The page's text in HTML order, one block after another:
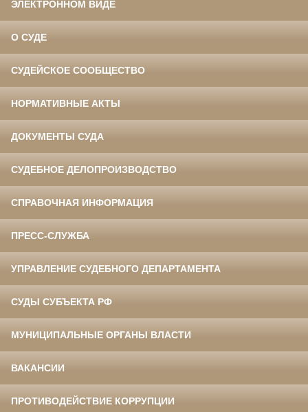
ЭЛЕКТРОННОМ ВИДЕ
О СУДЕ
СУДЕЙСКОЕ СООБЩЕСТВО
НОРМАТИВНЫЕ АКТЫ
ДОКУМЕНТЫ СУДА
СУДЕБНОЕ ДЕЛОПРОИЗВОДСТВО
СПРАВОЧНАЯ ИНФОРМАЦИЯ
ПРЕСС-СЛУЖБА
УПРАВЛЕНИЕ СУДЕБНОГО ДЕПАРТАМЕНТА
СУДЫ СУБЪЕКТА РФ
МУНИЦИПАЛЬНЫЕ ОРГАНЫ ВЛАСТИ
ВАКАНСИИ
ПРОТИВОДЕЙСТВИЕ КОРРУПЦИИ